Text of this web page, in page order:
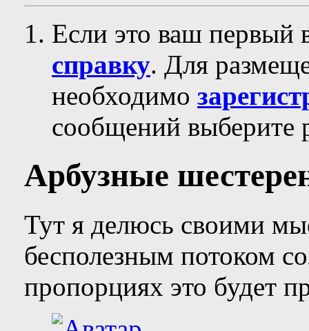
Если это ваш первый
справку. Для
необходимо
сообщений выберите
Арбузные
Тут я делюсь своими
бесполезным потоком
пропорциях это будет